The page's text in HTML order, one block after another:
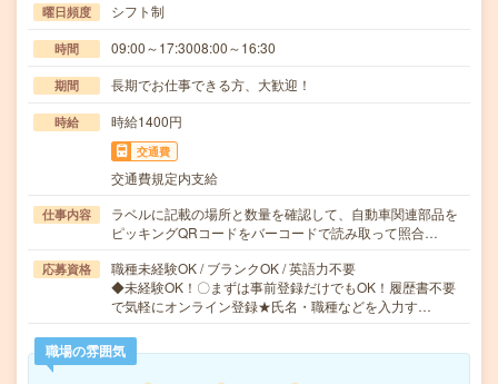
曜日頻度 シフト制
時間 09:00～17:3008:00～16:30
期間 長期でお仕事できる方、大歓迎！
時給 時給1400円
交通費
交通費規定内支給
仕事内容
ラベルに記載の場所と数量を確認して、自動車関連部品を
ピッキングQRコードをバーコードで読み取って照合…
応募資格
職種未経験OK / ブランクOK / 英語力不要
◆未経験OK！〇まずは事前登録だけでもOK！履歴書不要
で気軽にオンライン登録★氏名・職種などを入力す…
職場の雰囲気